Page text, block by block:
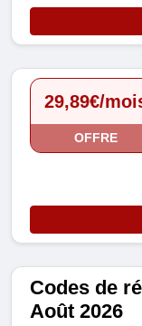
29,89€/
OFFRE
Codes de
Août 2026